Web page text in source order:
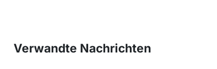
Verwandte Nachrichten